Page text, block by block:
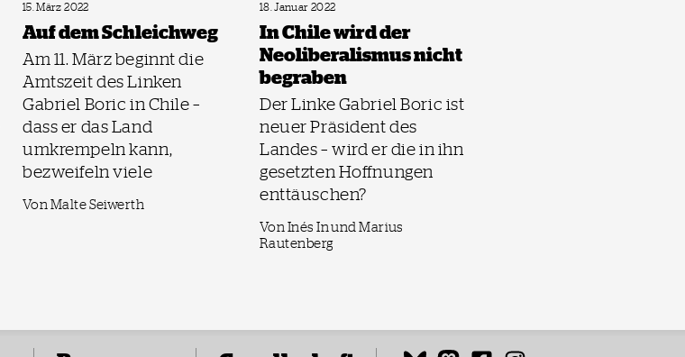
15. März 2022
Auf dem Schleichweg
Am 11. März beginnt die
Amtszeit des Linken
Gabriel Boric in Chile –
dass er das Land
umkrempeln kann,
bezweifeln viele
Von Malte Seiwerth
18. Januar 2022
In Chile wird der
Neoliberalismus nicht
begraben
Der Linke Gabriel Boric ist
neuer Präsident des
Landes – wird er die in ihn
gesetzten Hoffnungen
enttäuschen?
Von Inés In und Marius
Rautenberg